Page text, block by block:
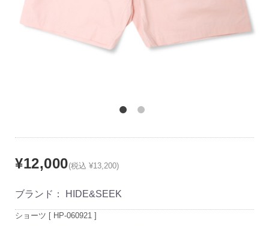
¥12,000(税込 ¥13,200)
ブランド： HIDE&SEEK
ショーツ [ HP-060921 ]